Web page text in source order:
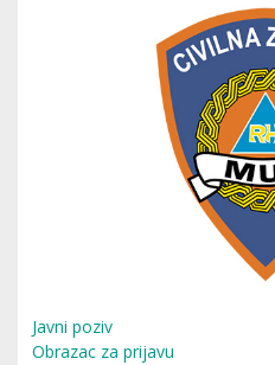
Javni poziv
Obrazac za prijavu